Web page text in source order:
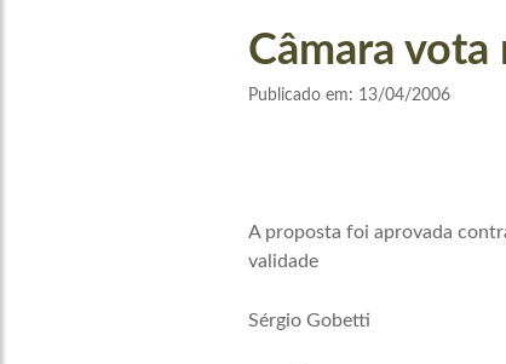
Câmara
Publicado em: 13/04/2006
A proposta foi aprovada
validade
Sérgio Gobetti